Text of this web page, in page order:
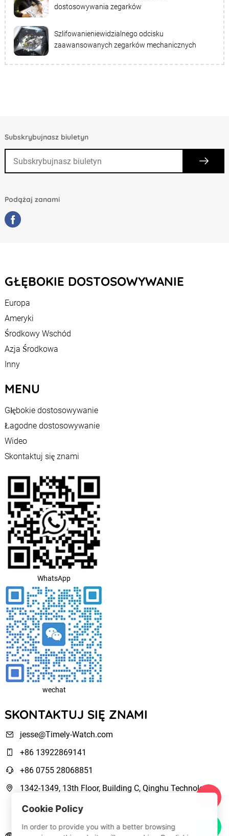
dostosowywania zegarków
Szlifowanieniewidzialnego odcisku
zaawansowanych zegarków mechanicznych
Subskrybujnasz biuletyn
Podążaj zanami
GŁĘBOKIE DOSTOSOWYWANIE
Europa
Ameryki
Środkowy Wschód
Azja Środkowa
Inny
MENU
Głębokie dostosowywanie
Łagodne dostosowywanie
Wideo
Skontaktuj się znami
WhatsApp
wechat
SKONTAKTUJ SIĘ ZNAMI
jesse@Timely-Watch.com
+86 13922869141
+86 0755 28068851
1342-1349, 13th Floor, Building C, Qinghu Technology
Park, Qingxiang Road,Longhua New District Shenzhen,
Cookie Policy
In order to provide you with a better browsing